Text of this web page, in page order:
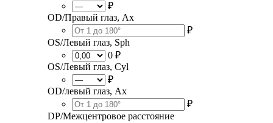
₽
OD/Правый глаз, Ax
₽
OS/Левый глаз, Sph
0 ₽
OS/Левый глаз, Cyl
₽
OD/левый глаз, Ax
₽
DP/Межцентровое расстояние